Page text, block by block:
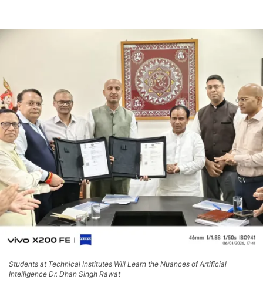
Students at Technical Institutes Will Learn the Nuances of Artificial
Intelligence Dr. Dhan Singh Rawat